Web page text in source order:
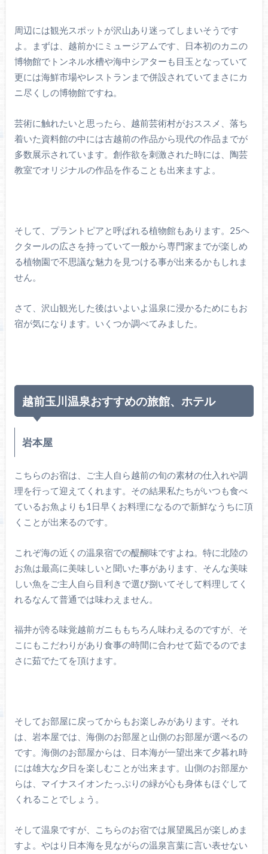
周辺には観光スポットが沢山あり迷ってしまいそうです
よ。まずは、越前かにミュージアムです、日本初のカニの
博物館でトンネル水槽や海中シアターも目玉となっていて
更には海鮮市場やレストランまで併設されていてまさにカ
ニ尽くしの博物館ですね。
芸術に触れたいと思ったら、越前芸術村がおススメ、落ち
着いた資料館の中には古越前の作品から現代の作品までが
多数展示されています。創作欲を刺激された時には、陶芸
教室でオリジナルの作品を作ることも出来ますよ。
そして、プラントピアと呼ばれる植物館もあります。25ヘ
クタールの広さを持っていて一般から専門家までが楽しめ
る植物園で不思議な魅力を見つける事が出来るかもしれま
せん。
さて、沢山観光した後はいよいよ温泉に浸かるためにもお
宿が気になります。いくつか調べてみました。
越前玉川温泉おすすめの旅館、ホテル
岩本屋
こちらのお宿は、ご主人自ら越前の旬の素材の仕入れや調
理を行って迎えてくれます。その結果私たちがいつも食べ
ているお魚よりも1日早くお料理になるので新鮮なうちに頂
くことが出来るのです。
これぞ海の近くの温泉宿での醍醐味ですよね。特に北陸の
お魚は最高に美味しいと聞いた事があります、そんな美味
しい魚をご主人自ら目利きで選び捌いてそして料理してく
れるなんて普通では味わえません。
福井が誇る味覚越前ガニももちろん味わえるのですが、そ
こにもこだわりがあり食事の時間に合わせて茹でるのでま
さに茹でたてを頂けます。
そしてお部屋に戻ってからもお楽しみがあります。それ
は、岩本屋では、海側のお部屋と山側のお部屋が選べるの
です。海側のお部屋からは、日本海が一望出来て夕暮れ時
には雄大な夕日を楽しむことが出来ます。山側のお部屋か
らは、マイナスイオンたっぷりの緑が心も身体もほぐして
くれることでしょう。
そして温泉ですが、こちらのお宿では展望風呂が楽しめま
すよ。やはり日本海を見ながらの温泉言葉に言い表せない